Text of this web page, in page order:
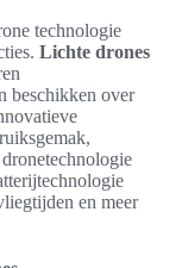
technologie
Lichte drones
beschikken over
en meer